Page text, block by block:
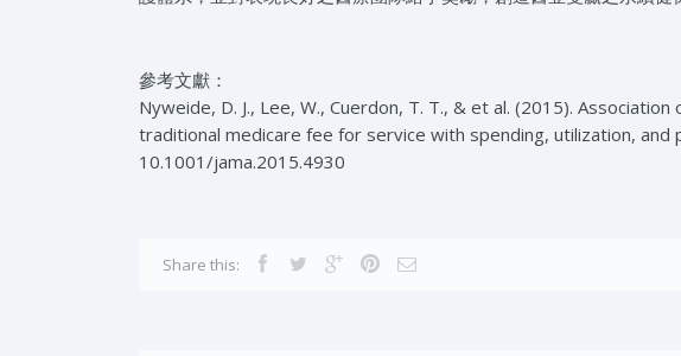
參考文獻：
Nyweide, D. J., Lee, W., Cuerdon, T. T., & et al. (2015).
traditional medicare fee for service with spending, utilization, and
10.1001/jama.2015.4930
Share this: